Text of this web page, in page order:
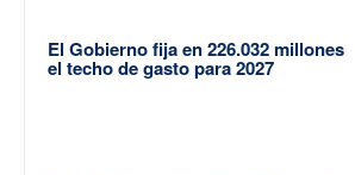
El Gobierno fija en 226.032 millones
el techo de gasto para 2027